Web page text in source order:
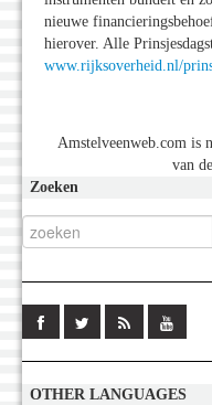
nieuwe
hierover. Alle
www.rijksoverheid.nl/
Amstelveenweb.com is
van
Zoeken
OTHER LANGUAGES